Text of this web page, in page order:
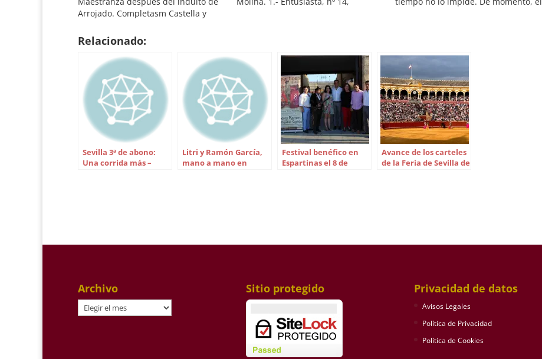
Arrojado. Completasm Castella y
Vegahermosa para el décimo tercer
festejo de abono Orden de lidia: 1º
Número 83. Escaramujo. Negro. 501
kilos (Jandilla).…
Relacionado:
Sevilla 3ª de abono:
Una corrida más –
Litri y Ramón García,
mano a mano en
Festival benéfico en
Espartinas el 8 de
Avance de los carteles
de la Feria de Sevilla de
Archivo
Archivo
Sitio protegido Privacidad de datos
Avisos Legales
Política de Privacidad
Política de Cookies